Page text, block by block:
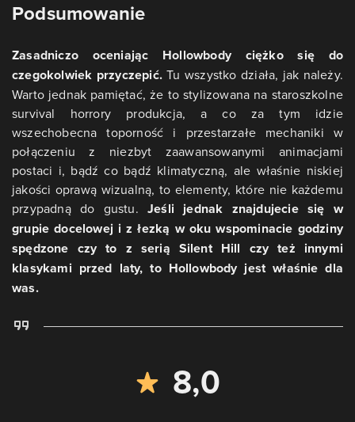
Podsumowanie
Zasadniczo oceniając Hollowbody ciężko się do
czegokolwiek przyczepić.Tu wszystko działa, jak należy.
Warto jednak pamiętać, że to stylizowana na staroszkolne
survival horrory produkcja, a co za tym idzie
wszechobecna toporność i przestarzałe mechaniki w
połączeniu z niezbyt zaawansowanymi animacjami
postaci i, bądź co bądź klimatyczną, ale właśnie niskiej
jakości oprawą wizualną, to elementy, które nie każdemu
przypadną do gustu. Jeśli jednak znajdujecie się w
grupie docelowej i z łezką w oku wspominacie godziny
spędzone czy to z serią Silent Hill czy też innymi
klasykami przed laty, to Hollowbody jest właśnie dla
was.
8,0